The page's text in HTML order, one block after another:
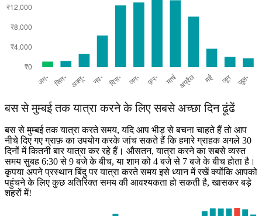
बस से मुम्बई तक यात्रा करने के लिए सबसे अच्छा दिन ढूंढें
बस से मुम्बई तक यात्रा करते समय, यदि आप भीड़ से बचना चाहते हैं तो आप
नीचे दिए गए ग्राफ़ का उपयोग करके जांच सकते हैं कि हमारे ग्राहक अगले 30
दिनों में कितनी बार यात्रा कर रहे हैं। औसतन, यात्रा करने का सबसे व्यस्त
समय सुबह 6:30 से 9 बजे के बीच, या शाम को 4 बजे से 7 बजे के बीच होता है।
कृपया अपने प्रस्थान बिंदु पर यात्रा करते समय इसे ध्यान में रखें क्योंकि आपको
पहुंचने के लिए कुछ अतिरिक्त समय की आवश्यकता हो सकती है, खासकर बड़े
शहरों में!